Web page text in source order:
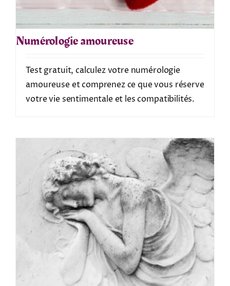
Numérologie amoureuse
Test gratuit, calculez votre numérologie
amoureuse et comprenez ce que vous réserve
votre vie sentimentale et les compatibilités.